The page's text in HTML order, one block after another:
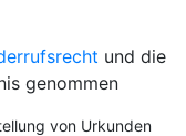
und die
genommen
von Urkunden